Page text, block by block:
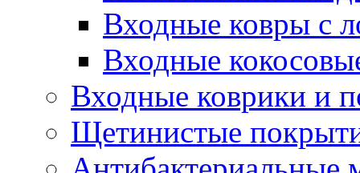
Входные ковры с
Входные
Входные коврики и
Щетинистые